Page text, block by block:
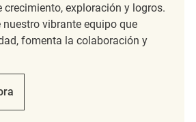
crecimiento, exploración y logros.
nuestro vibrante equipo que
fomenta la colaboración y
Aushilfe Verkauf (m/w/d) REQ133696
Aushilfe Verkauf (m/w/d)